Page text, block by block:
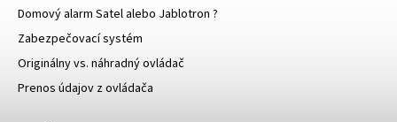
Domový alarm Satel alebo Jablotron ?
Zabezpečovací systém
Originálny vs. náhradný ovládač
Prenos údajov z ovládača